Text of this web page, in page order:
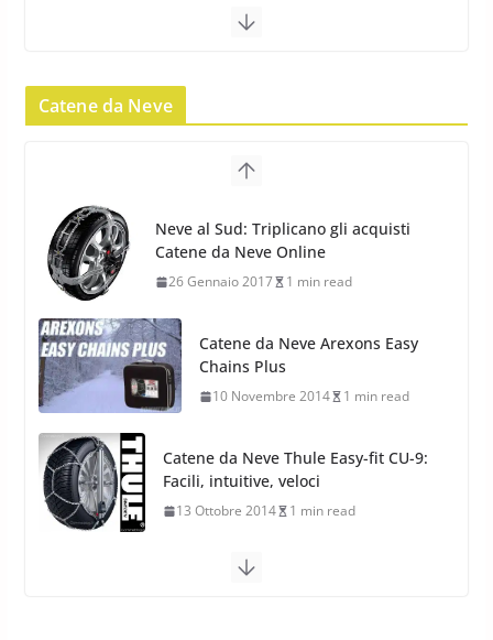
2 min read
17 Febbraio 2022 6 min read
Stagioni 2022
17 Febbraio 2022
Catene da Neve
Catene da Neve Arexons Easy
Chains Plus
10 Novembre 2014 1 min read
Catene da Neve Thule Easy-fit CU-9:
Facili, intuitive, veloci
13 Ottobre 2014 1 min read
Calze da Neve Arexocks by
Arexons
26 Ottobre 2013 1 min read
Calze da Neve per Auto 2025: